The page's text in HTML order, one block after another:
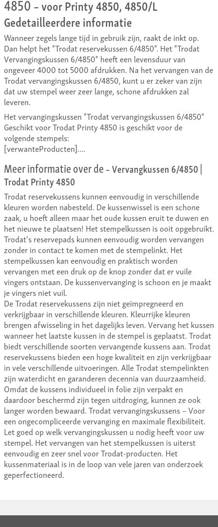
– voor Printy 4850, 4850/L
Gedetailleerdere informatie
Wanneer zegels lange tijd in gebruik zijn, raakt de inkt op.
Dan helpt het "Trodat reservekussen 6/4850". Het "Trodat
Vervangingskussen 6/4850" heeft een levensduur van
ongeveer 4000 tot 5000 afdrukken. Na het vervangen van de
Trodat vervangingskussen 6/4850, kunt u er zeker van zijn
dat uw stempel weer zeer lange, schone afdrukken zal
leveren.
Het vervangingskussen "Trodat vervangingskussen 6/4850"
Geschikt voor Trodat Printy 4850 is geschikt voor de
volgende stempels:
[verwanteProducten]....
Meer informatie over de– Vervangkussen 6/4850 |
Trodat Printy 4850
Trodat reservekussens kunnen eenvoudig in verschillende
kleuren worden nabesteld. De kussenwissel is een schone
zaak, u hoeft alleen maar het oude kussen eruit te duwen en
het nieuwe te plaatsen! Het stempelkussen is ooit opgebruikt.
Trodat's reservepads kunnen eenvoudig worden vervangen
zonder in contact te komen met de stempelinkt. Het
stempelkussen kan eenvoudig en praktisch worden
vervangen met een druk op de knop zonder dat er vuile
vingers ontstaan. De kussenvervanging is schoon en je maakt
je vingers niet vuil.
De Trodat reservekussens zijn niet geïmpregneerd en
verkrijgbaar in verschillende kleuren. Kleurrijke kleuren
brengen afwisseling in het dagelijks leven. Vervang het kussen
wanneer het laatste kussen in de stempel is geplaatst. Trodat
biedt verschillende soorten vervangende kussens aan. Trodat
reservekussens bieden een hoge kwaliteit en zijn verkrijgbaar
in vele verschillende uitvoeringen. Alle Trodat stempelinkten
zijn waterdicht en garanderen decennia van duurzaamheid.
Omdat de kussens individueel in folie zijn verpakt en
daardoor beschermd zijn tegen uitdroging, kunnen ze ook
langer worden bewaard. Trodat vervangingskussens – Voor
een ongecompliceerde vervanging en maximale flexibiliteit.
Let goed op welk vervangingskussen u nodig heeft voor uw
stempel. Het vervangen van het stempelkussen is uiterst
eenvoudig en zeer snel voor Trodat-producten. Het
kussenmateriaal is in de loop van vele jaren van onderzoek
geperfectioneerd.